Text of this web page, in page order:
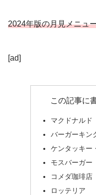
2024年版の月見メニュ
[ad]
この記事に
マクドナルド
バーガーキン
ケンタッキー
モスバーガー
コメダ珈琲店
ロッテリア